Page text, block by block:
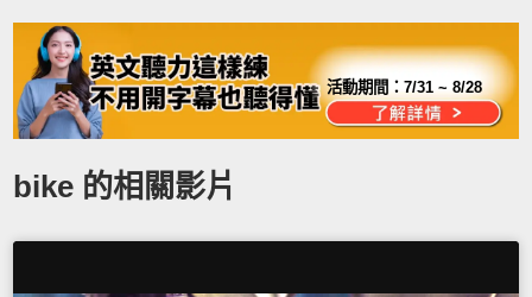
活動期間：7/31 ~ 8/28
bike 的相關影片